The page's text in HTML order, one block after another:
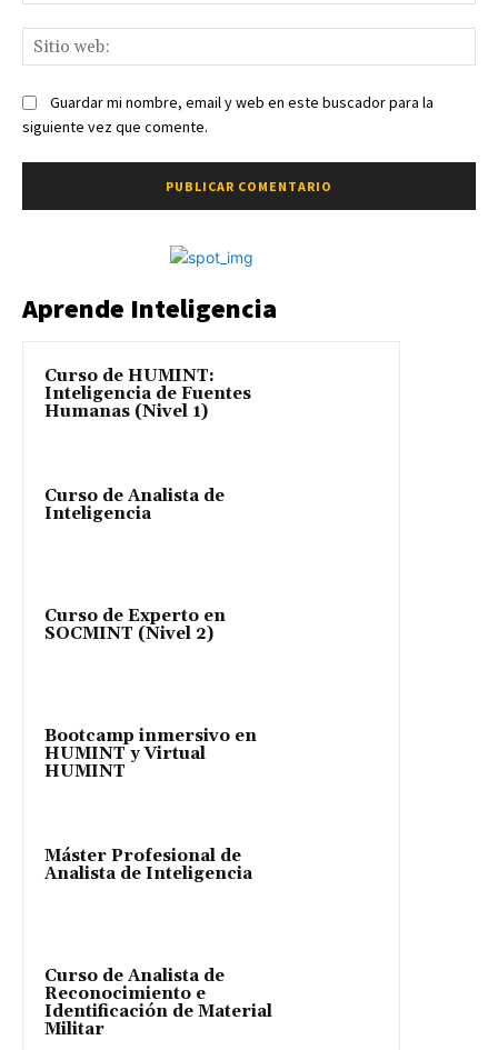
Guardar mi nombre, email y web en este buscador para la
siguiente vez que comente.
Aprende Inteligencia
Curso de HUMINT:
Inteligencia de Fuentes
Humanas (Nivel 1)
Curso de Analista de
Inteligencia
Curso de Experto en
SOCMINT (Nivel 2)
Bootcamp inmersivo en
HUMINT y Virtual
HUMINT
Máster Profesional de
Analista de Inteligencia
Curso de Analista de
Reconocimiento e
Identificación de Material
Militar